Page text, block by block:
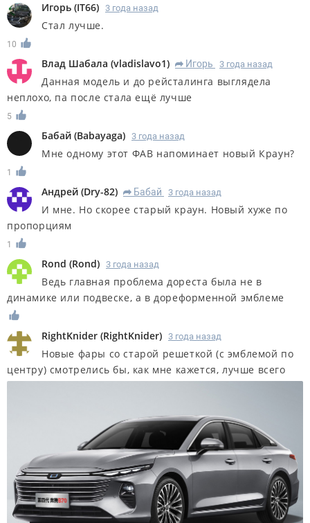
Игорь (IT66) 3 года назад
Стал лучше.
10
Влад Шабала (vladislavo1) R Игорь 3 года назад
Данная модель и до рейсталинга выглядела
неплохо, па после стала ещё лучше
5
Бабай (Babayaga) 3 года назад
Мне одному этот ФАВ напоминает новый Краун?
1
Андрей (Dry-82) R Бабай 3 года назад
И мне. Но скорее старый краун. Новый хуже по
пропорциям
1
Rond (Rond) 3 года назад
Ведь главная проблема дореста была не в
динамике или подвеске, а в дореформенной эмблеме
RightKnider (RightKnider) 3 года назад
Новые фары со старой решеткой (с эмблемой по
центру) смотрелись бы, как мне кажется, лучше всего